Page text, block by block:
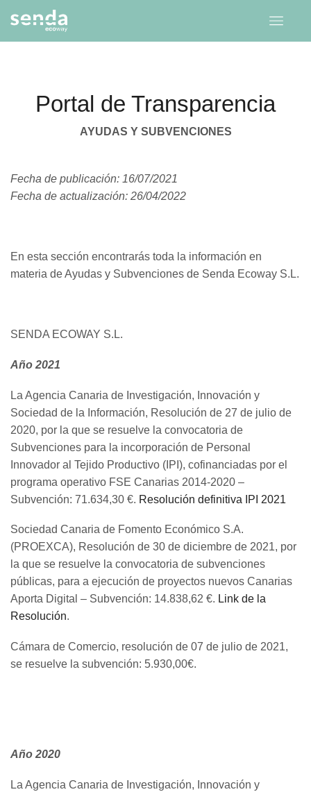
Portal de Transparencia
AYUDAS Y SUBVENCIONES
Fecha de publicación: 16/07/2021
Fecha de actualización: 26/04/2022
En esta sección encontrarás toda la información en
materia de Ayudas y Subvenciones de Senda Ecoway S.L.
SENDA ECOWAY S.L.
Año 2021
La Agencia Canaria de Investigación, Innovación y
Sociedad de la Información, Resolución de 27 de julio de
2020, por la que se resuelve la convocatoria de
Subvenciones para la incorporación de Personal
Innovador al Tejido Productivo (IPI), cofinanciadas por el
programa operativo FSE Canarias 2014-2020 –
Subvención: 71.634,30 €. Resolución definitiva IPI 2021
Sociedad Canaria de Fomento Económico S.A.
(PROEXCA), Resolución de 30 de diciembre de 2021, por
la que se resuelve la convocatoria de subvenciones
públicas, para a ejecución de proyectos nuevos Canarias
Aporta Digital – Subvención: 14.838,62 €. Link de la
Resolución.
Cámara de Comercio, resolución de 07 de julio de 2021,
se resuelve la subvención: 5.930,00€.
Año 2020
La Agencia Canaria de Investigación, Innovación y